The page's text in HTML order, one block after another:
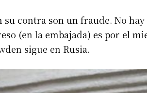
su contra son un fraude. No
(en la embajada) es por el
sigue en Rusia.